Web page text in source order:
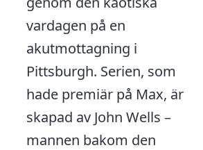
vardagen på en
akutmottagning i
Pittsburgh. Serien, som
hade premiär på Max, är
skapad av John Wells –
mannen bakom den